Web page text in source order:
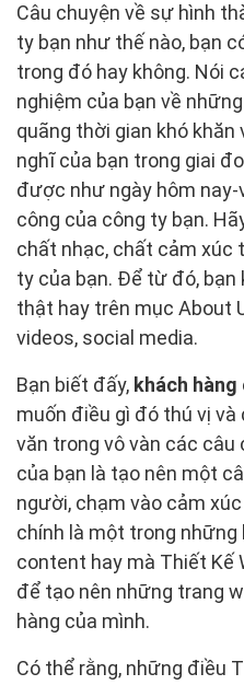
Câu chuyện về sự hình
ty bạn như thế nào, bạn
trong đó hay không. Nói
nghiệm của bạn về
quãng thời gian khó
nghĩ của bạn trong giai
được như ngày hôm
công của công ty bạn.
chất nhạc, chất cảm xúc
ty của bạn. Để từ đó, bạn
thật hay trên mục About
videos, social media.
Bạn biết đấy, khách hàng
muốn điều gì đó thú vị
văn trong vô vàn các câu
của bạn là tạo nên một
người, chạm vào cảm
chính là một trong
content hay mà Thiết Kế
để tạo nên những trang
hàng của mình.
Có thể rằng, những điều